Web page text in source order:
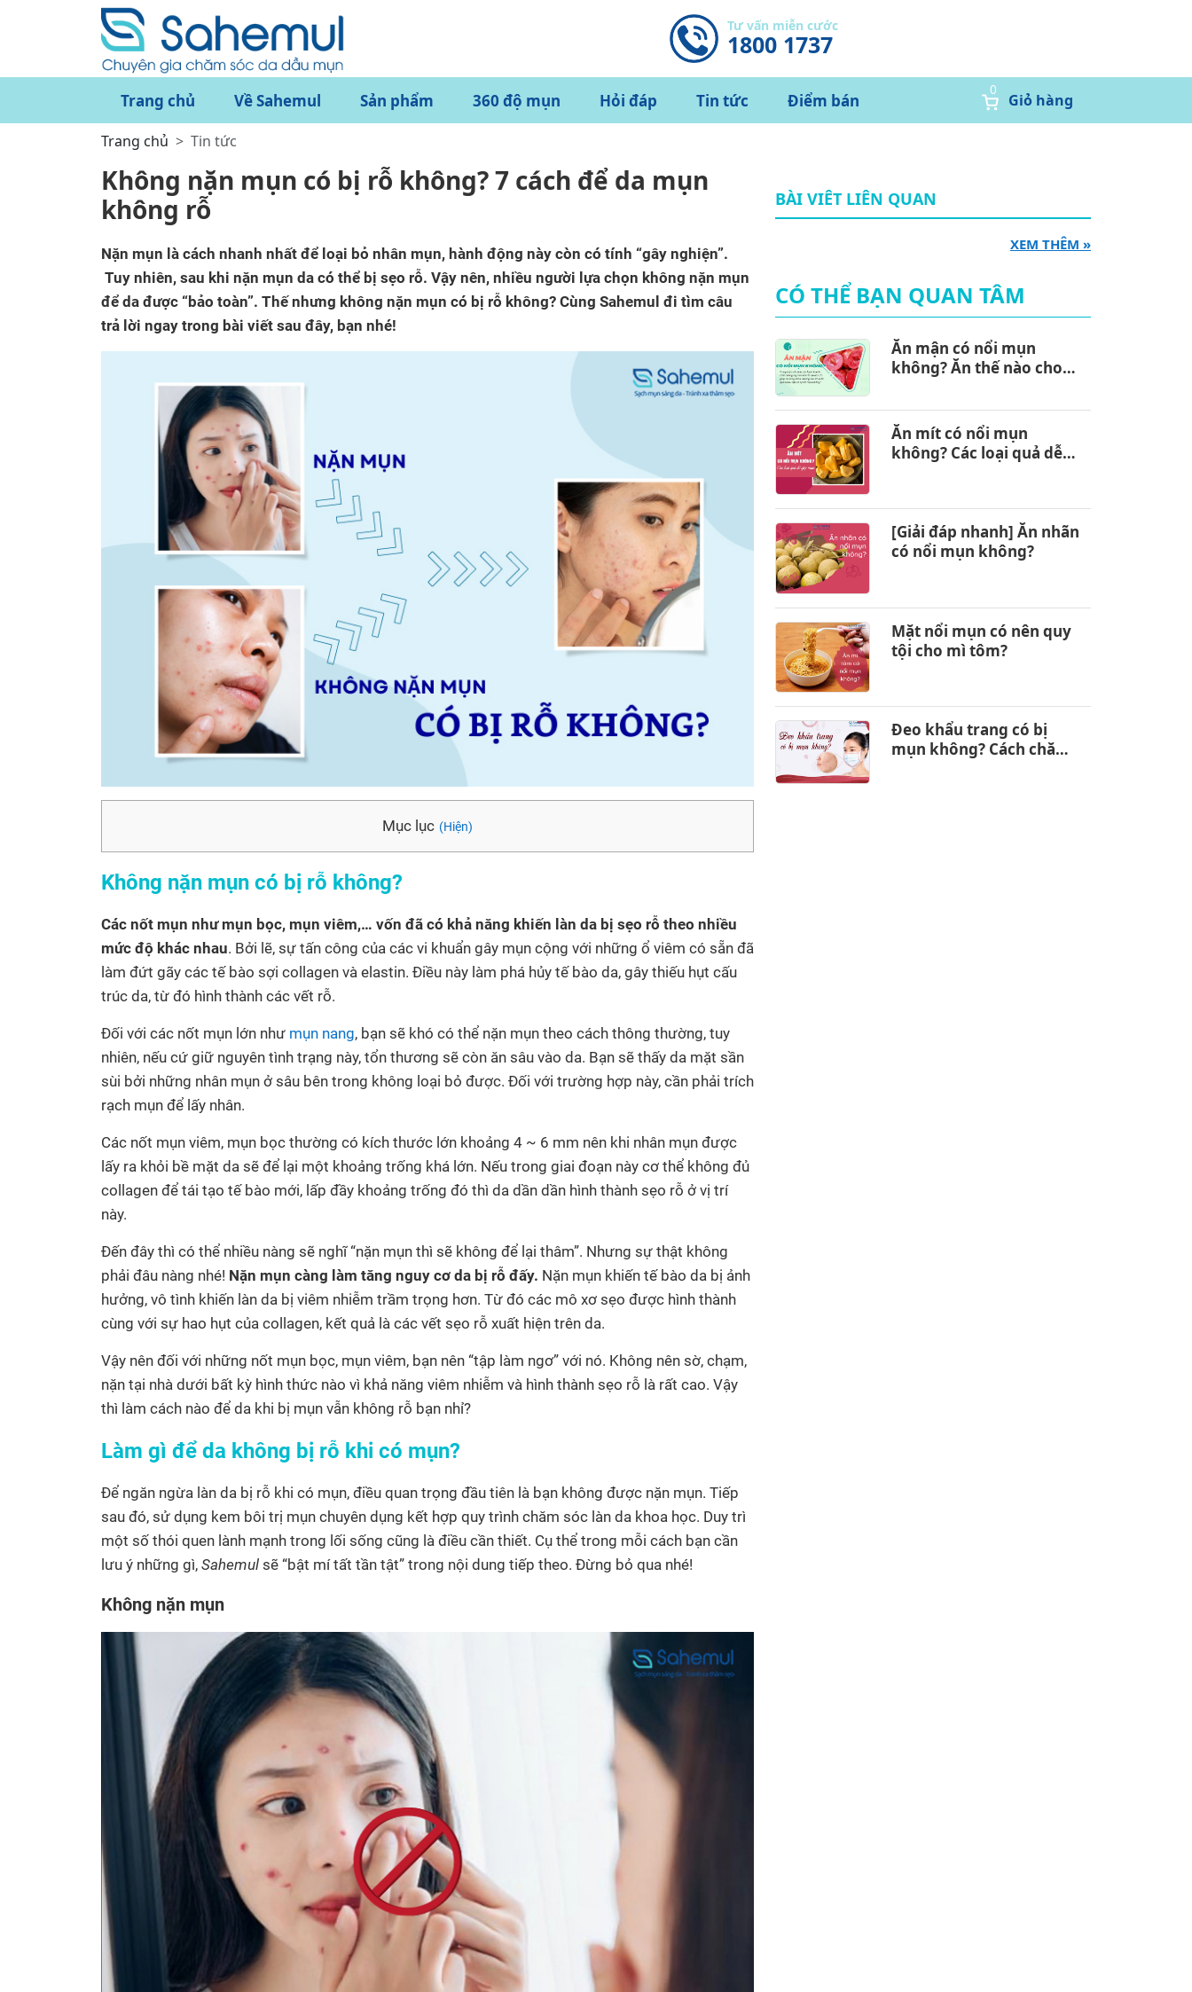
Tư vấn miễn cước
1800 1737
Trang chủ Về Sahemul Sản phẩm 360 độ mụn Hỏi đáp Tin tức Điểm bán
0
Giỏ hàng
Trang chủ Tin tức
Không nặn mụn có bị rỗ không? 7 cách để da mụn
không rỗ
Nặn mụn là cách nhanh nhất để loại bỏ nhân mụn, hành động này còn có tính “gây nghiện”.
Tuy nhiên, sau khi nặn mụn da có thể bị sẹo rỗ. Vậy nên, nhiều người lựa chọn không nặn mụn
để da được “bảo toàn”. Thế nhưng không nặn mụn có bị rỗ không? Cùng Sahemul đi tìm câu
trả lời ngay trong bài viết sau đây, bạn nhé!
Mục lục (Hiện)
Không nặn mụn có bị rỗ không?
Các nốt mụn như mụn bọc, mụn viêm,… vốn đã có khả năng khiến làn da bị sẹo rỗ theo nhiều
mức độ khác nhau. Bởi lẽ, sự tấn công của các vi khuẩn gây mụn cộng với những ổ viêm có sẵn đã
làm đứt gãy các tế bào sợi collagen và elastin. Điều này làm phá hủy tế bào da, gây thiếu hụt cấu
trúc da, từ đó hình thành các vết rỗ.
Đối với các nốt mụn lớn như mụn nang, bạn sẽ khó có thể nặn mụn theo cách thông thường, tuy
nhiên, nếu cứ giữ nguyên tình trạng này, tổn thương sẽ còn ăn sâu vào da. Bạn sẽ thấy da mặt sần
sùi bởi những nhân mụn ở sâu bên trong không loại bỏ được. Đối với trường hợp này, cần phải trích
rạch mụn để lấy nhân.
Các nốt mụn viêm, mụn bọc thường có kích thước lớn khoảng 4 ~ 6 mm nên khi nhân mụn được
lấy ra khỏi bề mặt da sẽ để lại một khoảng trống khá lớn. Nếu trong giai đoạn này cơ thể không đủ
collagen để tái tạo tế bào mới, lấp đầy khoảng trống đó thì da dần dần hình thành sẹo rỗ ở vị trí
này.
Đến đây thì có thể nhiều nàng sẽ nghĩ “nặn mụn thì sẽ không để lại thâm”. Nhưng sự thật không
phải đâu nàng nhé! Nặn mụn càng làm tăng nguy cơ da bị rỗ đấy. Nặn mụn khiến tế bào da bị ảnh
hưởng, vô tình khiến làn da bị viêm nhiễm trầm trọng hơn. Từ đó các mô xơ sẹo được hình thành
cùng với sự hao hụt của collagen, kết quả là các vết sẹo rỗ xuất hiện trên da.
Vậy nên đối với những nốt mụn bọc, mụn viêm, bạn nên “tập làm ngơ” với nó. Không nên sờ, chạm,
nặn tại nhà dưới bất kỳ hình thức nào vì khả năng viêm nhiễm và hình thành sẹo rỗ là rất cao. Vậy
thì làm cách nào để da khi bị mụn vẫn không rỗ bạn nhỉ?
Làm gì để da không bị rỗ khi có mụn?
Để ngăn ngừa làn da bị rỗ khi có mụn, điều quan trọng đầu tiên là bạn không được nặn mụn. Tiếp
sau đó, sử dụng kem bôi trị mụn chuyên dụng kết hợp quy trình chăm sóc làn da khoa học. Duy trì
một số thói quen lành mạnh trong lối sống cũng là điều cần thiết. Cụ thể trong mỗi cách bạn cần
lưu ý những gì, Sahemul sẽ “bật mí tất tần tật” trong nội dung tiếp theo. Đừng bỏ qua nhé!
Không nặn mụn
BÀI VIÊT LIÊN QUAN
XEM THÊM »
CÓ THỂ BẠN QUAN TÂM
Ăn mận có nổi mụn
không? Ăn thế nào cho
Ăn mít có nổi mụn
không? Các loại quả dễ
[Giải đáp nhanh] Ăn nhãn
có nổi mụn không?
Mặt nổi mụn có nên quy
tội cho mì tôm?
Đeo khẩu trang có bị
mụn không? Cách chăm